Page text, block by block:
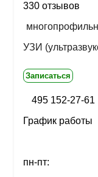
330 отзывов
УЗИ
Записаться
495 152-27-61
График работы
пн-пт: